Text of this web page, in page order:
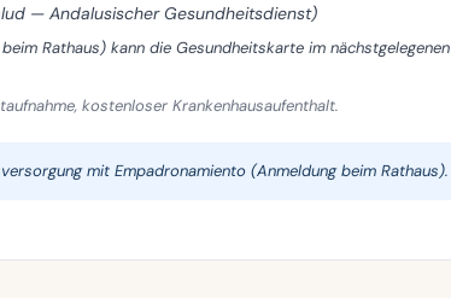
— Andalusischer Gesundheitsdienst)
Rathaus) kann die Gesundheitskarte im nächstgelegenen
kostenloser Krankenhausaufenthalt.
mit Empadronamiento (Anmeldung beim Rathaus).